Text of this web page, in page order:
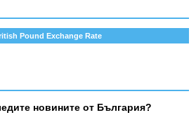
Pound Exchange Rate
новините от България?